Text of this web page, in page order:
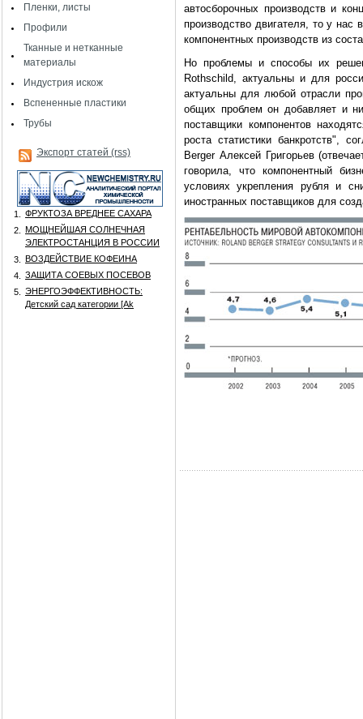
Пленки, листы
Профили
Тканные и нетканные
материалы
Индустрия искож
Вспененные пластики
Трубы
Экспорт статей (rss)
1.
ФРУКТОЗА ВРЕДНЕЕ САХАРА
2.
МОЩНЕЙШАЯ СОЛНЕЧНАЯ
ЭЛЕКТРОСТАНЦИЯ В РОССИИ
3.
ВОЗДЕЙСТВИЕ КОФЕИНА
4.
ЗАЩИТА СОЕВЫХ ПОСЕВОВ
5.
ЭНЕРГОЭФФЕКТИВНОСТЬ:
Детский сад категории [Аk
автосборочных производств и
производство двигателя, то у
компонентных производств из
Но проблемы и способы их
Rothschild, актуальны и для
актуальны для любой отрасли
общих проблем он добавляет и
поставщики компонентов
роста статистики банкротств",
Berger Алексей Григорьев
говорила, что компонентный
условиях укрепления рубля и
иностранных поставщиков для